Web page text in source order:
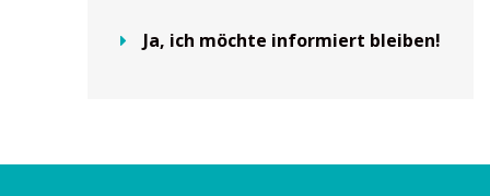
Ja, ich möchte informiert bleiben!